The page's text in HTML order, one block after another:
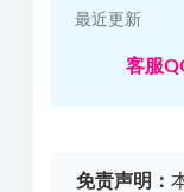
最近更新
客服
免责声明：